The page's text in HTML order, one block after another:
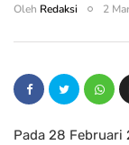
Oleh Redaksi 2
Pada 28 Februari